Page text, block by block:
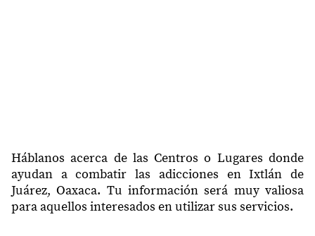
Háblanos acerca de las Centros o Lugares donde
ayudan a combatir las adicciones en Ixtlán de
Juárez, Oaxaca. Tu información será muy valiosa
para aquellos interesados en utilizar sus servicios.